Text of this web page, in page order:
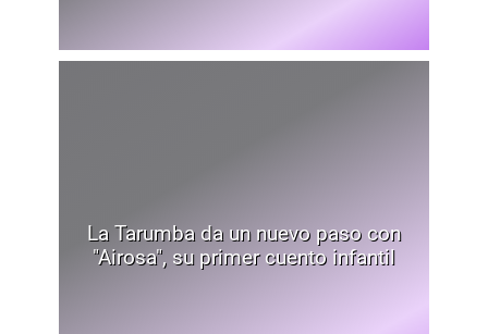
La Tarumba da un nuevo paso con
"Airosa", su primer cuento infantil